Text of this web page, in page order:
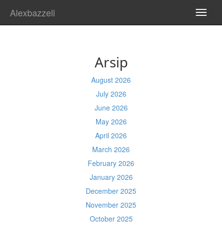
Alexbazzell
Arsip
August 2026
July 2026
June 2026
May 2026
April 2026
March 2026
February 2026
January 2026
December 2025
November 2025
October 2025